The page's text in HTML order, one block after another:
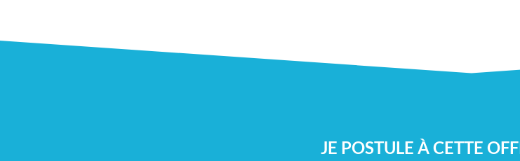
JE POSTULE À CETTE